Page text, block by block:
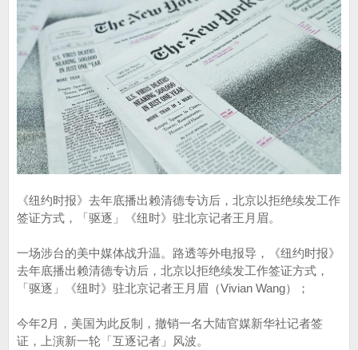
《纽约时报》去年底播出赖清德专访后，北京以拒绝续发工作
签证方式，「驱逐」《纽时》驻北京记者王月眉。
一场涉台的美中媒体战升温。路透等外电报导，《纽约时报》
去年底播出赖清德专访后，北京以拒绝续发工作签证方式，
「驱逐」《纽时》驻北京记者王月眉（Vivian Wang）；
今年2月，美国为此反制，撤销一名大陆官媒新华社记者签
证，上演新一轮「互逐记者」风波。